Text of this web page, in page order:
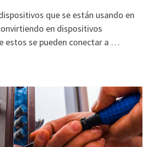
que se están usando en
en dispositivos
estos se pueden conectar a …